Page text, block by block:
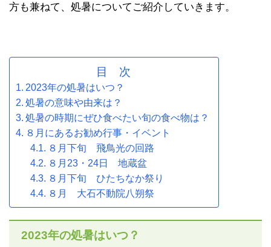
方も兼ねて、処暑についてご紹介していきます。
目 次
2023年の処暑はいつ？
処暑の意味や由来は？
処暑の時期にぜひ食べたい旬の食べ物は？
８月にあるお勧め行事・イベント
８月下旬 飛鳥光の回路
８月23・24日 地蔵盆
８月下旬 ひたちなか祭り
８月 大石不動院八朔祭
2023年の処暑はいつ？